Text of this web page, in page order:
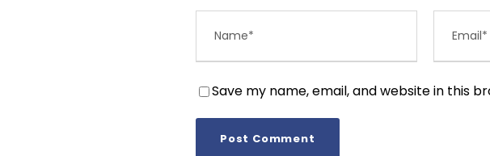
Save my name, email, and website in this